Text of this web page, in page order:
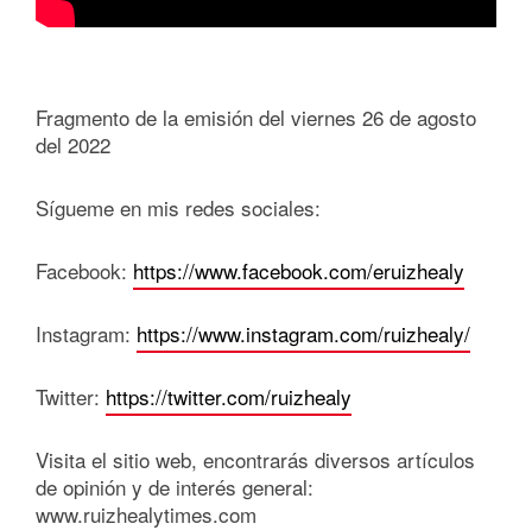
Fragmento de la emisión del viernes 26 de agosto
del 2022
Sígueme en mis redes sociales:
Facebook: https://www.facebook.com/eruizhealy
Instagram: https://www.instagram.com/ruizhealy/
Twitter: https://twitter.com/ruizhealy
Visita el sitio web, encontrarás diversos artículos
de opinión y de interés general:
www.ruizhealytimes.com